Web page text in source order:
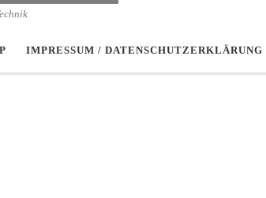
IMPRESSUM / DATENSCHUTZERKLÄRUNG